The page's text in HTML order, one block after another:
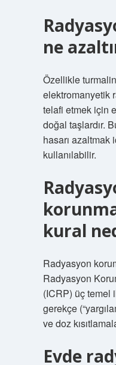
ne
Özellikle
elektromanyetik
telafi etmek için
doğal taşlardır.
hasarı azaltmak
kullanılabilir.
kural
Radyasyon
Radyasyon
(ICRP) üç temel
gerekçe
ve doz
Evde